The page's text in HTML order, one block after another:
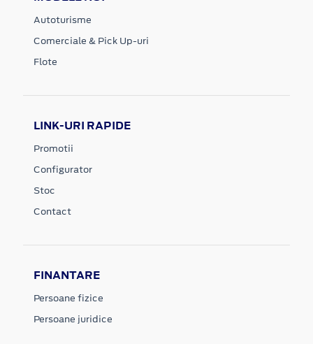
Autoturisme
Comerciale & Pick Up-uri
Flote
LINK-URI RAPIDE
Promotii
Configurator
Stoc
Contact
FINANTARE
Persoane fizice
Persoane juridice